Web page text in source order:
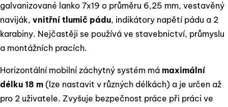
galvanizované lanko 7x19 o průměru 6,25 mm, vestavěný
naviják, vnitřní tlumič pádu, indikátory napětí pádu a 2
karabiny. Nejčastěji se používá ve stavebnictví, průmyslu
a montážních pracích.
Horizontální mobilní záchytný systém má maximální
délku 18 m (lze nastavit v různých délkách) a je určen až
pro 2 uživatele. Zvyšuje bezpečnost práce při práci ve